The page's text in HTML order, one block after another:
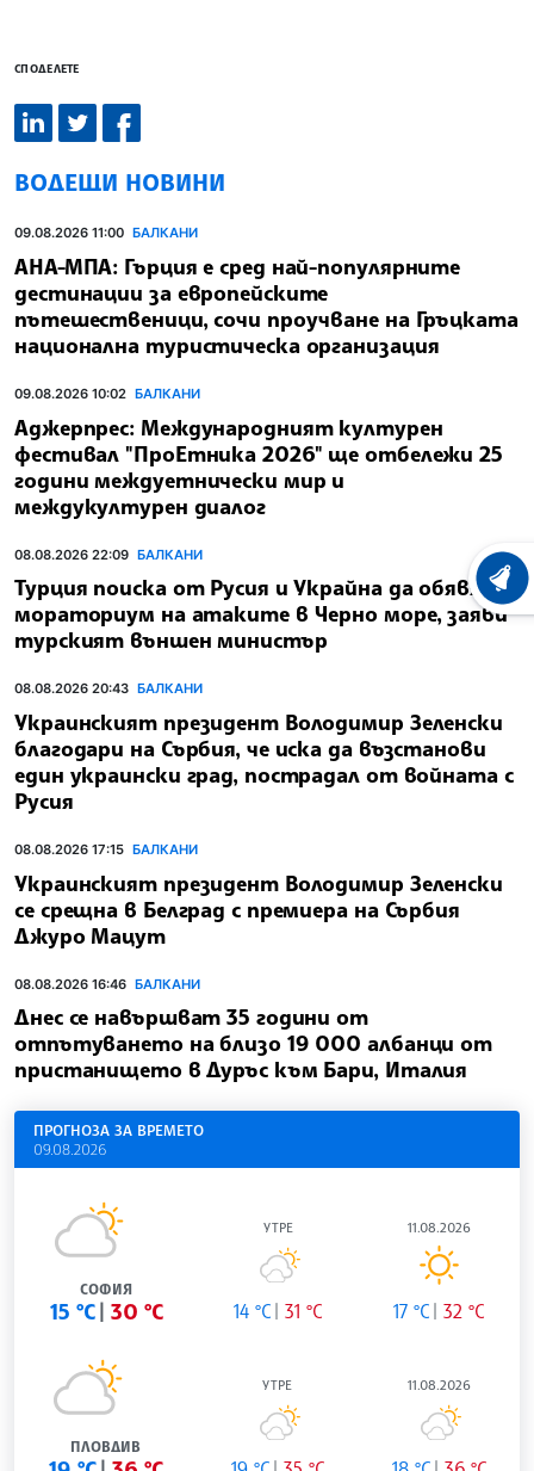
СПОДЕЛЕТЕ
ВОДЕЩИ НОВИНИ
09.08.2026 11:00 БАЛКАНИ
АНА-МПА: Гърция е сред най-популярните
дестинации за европейските
пътешественици, сочи проучване на Гръцката
национална туристическа организация
09.08.2026 10:02 БАЛКАНИ
Аджерпрес: Международният културен
фестивал "ПроЕтника 2026" ще отбележи 25
години междуетнически мир и
междукултурен диалог
08.08.2026 22:09 БАЛКАНИ
Турция поиска от Русия и Украйна да обявят
мораториум на атаките в Черно море, заяви
турският външен министър
08.08.2026 20:43 БАЛКАНИ
Украинският президент Володимир Зеленски
благодари на Сърбия, че иска да възстанови
един украински град, пострадал от войната с
Русия
08.08.2026 17:15 БАЛКАНИ
Украинският президент Володимир Зеленски
се срещна в Белград с премиера на Сърбия
Джуро Мацут
08.08.2026 16:46 БАЛКАНИ
Днес се навършват 35 години от
отпътуването на близо 19 000 албанци от
пристанището в Дуръс към Бари, Италия
ПРОГНОЗА ЗА ВРЕМЕТО
09.08.2026
СОФИЯ
15 °C 30 °C
УТРЕ
14 °C 31 °C
11.08.2026
17 °C 32 °C
ПЛОВДИВ
УТРЕ 11.08.2026